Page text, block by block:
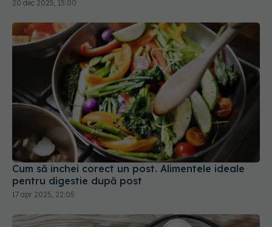
Cum să închei corect un post. Alimentele ideale
pentru digestie după post
17 apr 2025, 22:05